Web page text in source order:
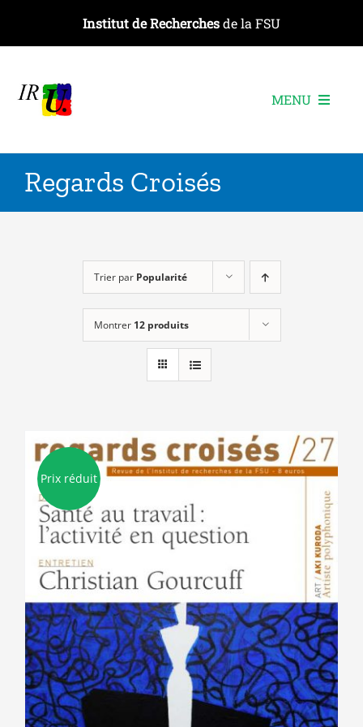
contenu
Institut de Recherchesde la FSU
MENU
Les recherches
Les événements
Regards Croisés
Trier par Popularité
Montrer 12 produits
Prix réduit